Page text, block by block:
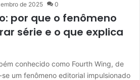
de 2025 0
por que o fenômeno
série e o que explica
conhecido como Fourth Wing, de
um fenômeno editorial impulsionado